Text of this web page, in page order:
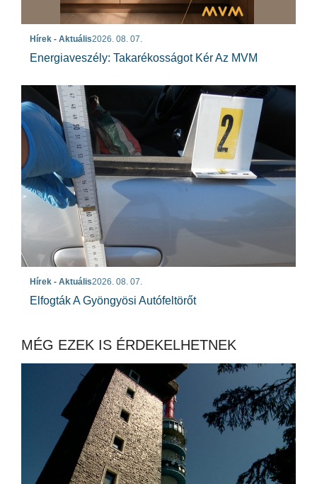
Hírek - Aktuális2026. 08. 07.
Energiaveszély: Takarékosságot Kér Az MVM
Hírek - Aktuális2026. 08. 07.
Elfogták A Gyöngyösi Autófeltörőt
MÉG EZEK IS ÉRDEKELHETNEK